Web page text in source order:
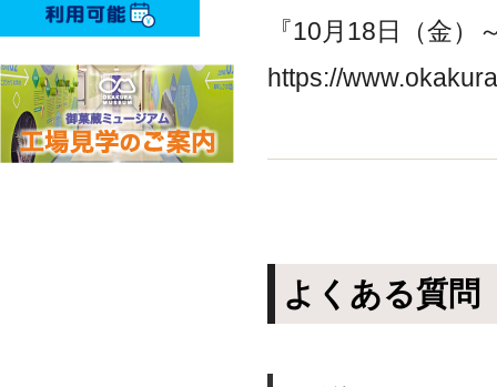
『10月18日（金）
https://
よくある質問